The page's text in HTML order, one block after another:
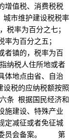
增值税、消费税税
市维护建设税税率
率为百分之七；
为百分之五；
镇的，税率为百
税人住所地或者
体地点由省、自治
税的应纳税额按照
根据国民经济和
施建设、特殊产业
定减征或者免征城
委员会备案。 第